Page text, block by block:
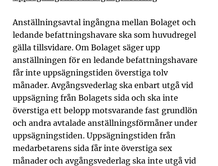
Anställningsavtal ingångna mellan Bolaget och
ledande befattningshavare ska som huvudregel
gälla tillsvidare. Om Bolaget säger upp
anställningen för en ledande befattningshavare
får inte uppsägningstiden överstiga tolv
månader. Avgångsvederlag ska enbart utgå vid
uppsägning från Bolagets sida och ska inte
överstiga ett belopp motsvarande fast grundlön
och andra avtalade anställningsförmåner under
uppsägningstiden. Uppsägningstiden från
medarbetarens sida får inte överstiga sex
månader och avgångsvederlag ska inte utgå vid